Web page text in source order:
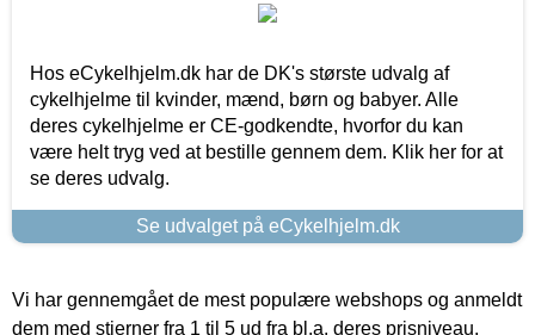
Hos eCykelhjelm.dk har de DK's største udvalg af
cykelhjelme til kvinder, mænd, børn og babyer. Alle
deres cykelhjelme er CE-godkendte, hvorfor du kan
være helt tryg ved at bestille gennem dem. Klik her for at
se deres udvalg.
Se udvalget på eCykelhjelm.dk
Vi har gennemgået de mest populære webshops og anmeldt
dem med stjerner fra 1 til 5 ud fra bl.a. deres prisniveau,